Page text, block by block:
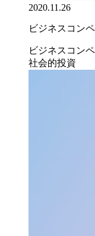
2020.11.26
ビジネスコン
ビジネスコン
社会的投資